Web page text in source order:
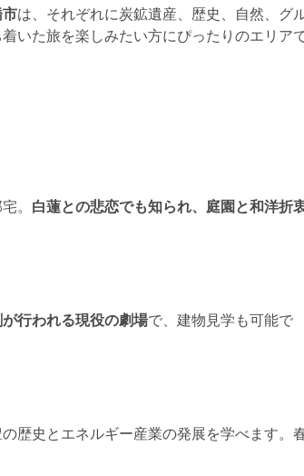
は、それぞれに炭鉱遺産、歴史、自然、グ
いた旅を楽しみたい方にぴったりのエリア
。 白蓮との悲恋でも知られ、庭園と和洋折
行われる現役の劇場で、建物見学も可能で
歴史とエネルギー産業の発展を学べます。